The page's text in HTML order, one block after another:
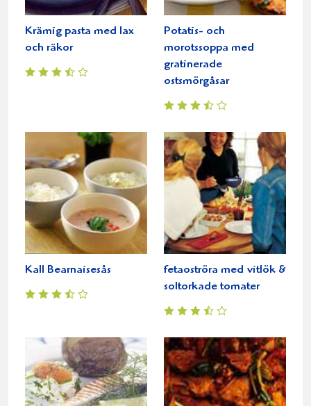
Krämig pasta med lax
och räkor
Potatis- och
morotssoppa med
gratinerade
ostsmörgåsar
Kall Bearnaisesås
fetaoströra med vitlök &
soltorkade tomater